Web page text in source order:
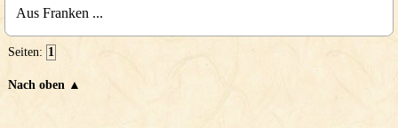
Aus Franken ...
Seiten: 1
Nach oben ▲